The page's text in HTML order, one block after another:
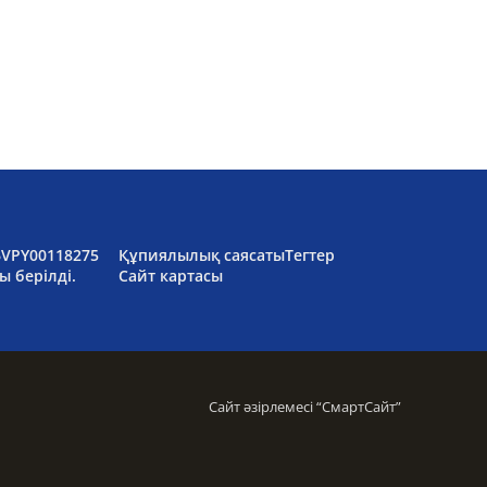
берілді.
Құпиялылық саясатыТегтер
Сайт картасы
Сайт әзірлемесі “СмартСайт”